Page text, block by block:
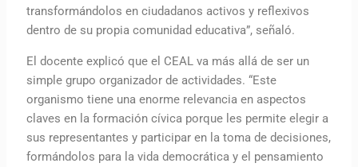
transformándolos en ciudadanos activos y reflexivos
dentro de su propia comunidad educativa”, señaló.
El docente explicó que el CEAL va más allá de ser un
simple grupo organizador de actividades. “Este
organismo tiene una enorme relevancia en aspectos
claves en la formación cívica porque les permite elegir a
sus representantes y participar en la toma de decisiones,
formándolos para la vida democrática y el pensamiento